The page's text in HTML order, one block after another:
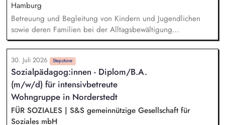
Tätigkeiten, Dokumentation und Berichtswesen
Hamburg
Betreuung und Begleitung von Kindern und Jugendlichen
sowie deren Familien bei der Alltagsbewältigung
Ausgestaltung von Hilfeprozessen und Hilfeplanung
Ressourcenorientierte Situationserfassung und -beschreibung
sowie Dokumentation und Berichtswesen Zusammenarbeit mit
dem Jugendamt und im Sozialraum
30. Juli 2026 Stepstone
Sozialpädagog:innen - Diplom/B.A.
(m/w/d) für intensivbetreute
Wohngruppe in Norderstedt
FÜR SOZIALES | S&S gemeinnützige Gesellschaft für
Soziales mbH